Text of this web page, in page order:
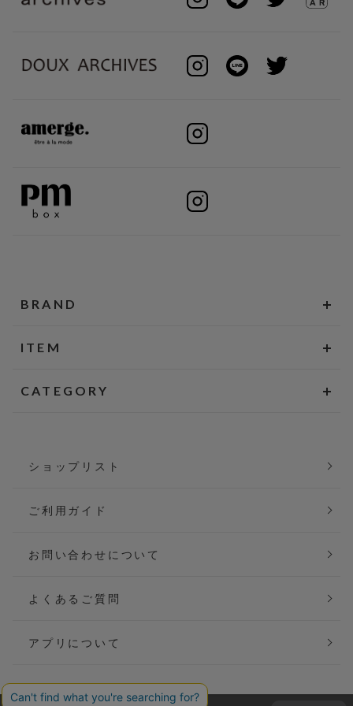
BRAND
ITEM
CATEGORY
ショップリスト
ご利用ガイド
お問い合わせについて
よくあるご質問
アプリについて